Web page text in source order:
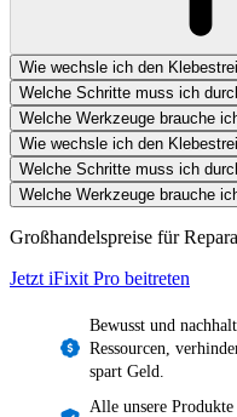
Wie wechsle ich den
Welche Schritte muss ich
Welche Werkzeuge brauche
Wie wechsle ich den
Welche Schritte muss ich
Welche Werkzeuge brauche
Großhandelspreise für
Jetzt iFixit Pro beitreten
Bewusst und
Ressourcen,
spart Geld.
Alle unsere